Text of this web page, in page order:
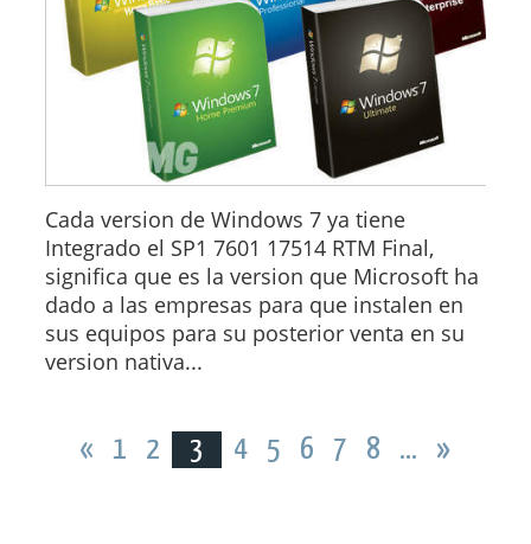
Cada version de Windows 7 ya tiene
Integrado el SP1 7601 17514 RTM Final,
significa que es la version que Microsoft ha
dado a las empresas para que instalen en
sus equipos para su posterior venta en su
version nativa...
« 1 2 3 4 5 6 7 8 ... »